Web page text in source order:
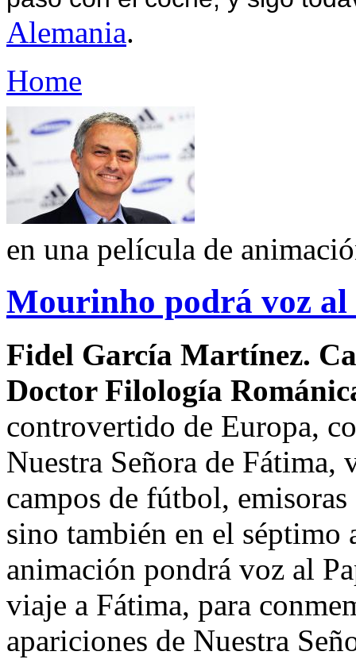
Alemania.
Home
en una película de
Mourinho podrá voz al
Fidel García Martínez.
Doctor Filología
controvertido de Europa,
Nuestra Señora de
campos de fútbol,
sino también en el séptimo
animación pondrá voz al
viaje a Fátima, para
apariciones de Nuestra